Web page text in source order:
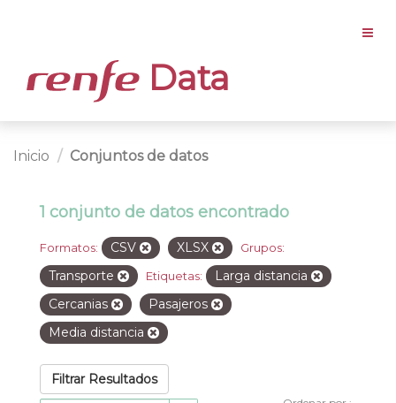
Data
Inicio Conjuntos de datos
1 conjunto de datos encontrado
Formatos: CSV XLSX Grupos:
Transporte Etiquetas:
Larga distancia
Cercanias
Pasajeros
Media distancia
Filtrar Resultados